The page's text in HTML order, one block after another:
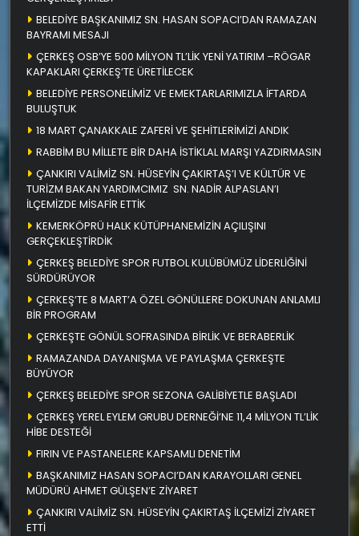
BELEDİYE BAŞKANIMIZ SN. HASAN SOPACI’DAN RAMAZAN
BAYRAMI MESAJI
ÇERKEŞ OSB’YE 500 MİLYON TL’LİK YENİ YATIRIM –RÖGAR
KAPAKLARI ÇERKEŞ’TE ÜRETİLECEK
BELEDİYE PERSONELİMİZ VE EMEKTARLARIMIZLA İFTARDA
BULUŞTUK
18 MART ÇANAKKALE ZAFERİ VE ŞEHİTLERİMİZİ ANDIK
RABBİM BU MİLLETE BİR DAHA İSTİKLAL MARŞI YAZDIRMASIN
ÇANKIRI VALİMİZ SN. HÜSEYİN ÇAKIRTAŞ’I VE KÜLTÜR VE
TURİZM BAKAN YARDIMCIMIZ SN. NADİR ALPASLAN’I
İLÇEMİZDE MİSAFİR ETTİK
KEMERKÖPRÜ HALK KÜTÜPHANEMİZİN AÇILIŞINI
GERÇEKLEŞTİRDİK
ÇERKEŞ BELEDİYE SPOR FUTBOL KULÜBÜMÜZ LİDERLİĞİNİ
SÜRDÜRÜYOR
ÇERKEŞ’TE 8 MART’A ÖZEL GÖNÜLLERE DOKUNAN ANLAMLI
BİR PROGRAM
ÇERKEŞTE GÖNÜL SOFRASINDA BİRLİK VE BERABERLİK
RAMAZANDA DAYANIŞMA VE PAYLAŞMA ÇERKEŞTE
BÜYÜYOR
ÇERKEŞ BELEDİYE SPOR SEZONA GALİBİYETLE BAŞLADI
ÇERKEŞ YEREL EYLEM GRUBU DERNEĞİ’NE 11,4 MİLYON TL’LİK
HİBE DESTEĞİ
FIRIN VE PASTANELERE KAPSAMLI DENETİM
BAŞKANIMIZ HASAN SOPACI’DAN KARAYOLLARI GENEL
MÜDÜRÜ AHMET GÜLŞEN’E ZİYARET
ÇANKIRI VALİMİZ SN. HÜSEYİN ÇAKIRTAŞ İLÇEMİZİ ZİYARET
ETTİ